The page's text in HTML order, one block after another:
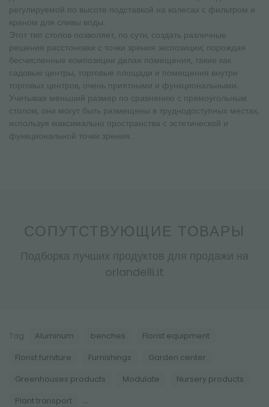
регулируемой по высоте подставкой на колесах с фильтром и
краном для сливы воды.
Этот тип столов позволяет, по сути, создать различные
решения расстоновки с точки зрения экспозиции; порождая
бесчисленные композиции делая помещения, такие как
садовые центры, торговые площади и помещения внутри
торговых центров, очень приятными и функциональными.
Учитывая меньший размер по сравнению с прямоугольным
столом, они могут быть размещены в труднодоступных местах,
используя максимально пространства с эстетической и
функциональной точки зрения.
СОПУТСТВУЮЩИЕ ТОВАРЫ
Подборка лучших продуктов для продажи на
orlandelli.it
Tag: Aluminum benches Florist equipment
Florist furniture Furnishings Garden center
Greenhouses products Modulate Nursery products
Plant transport ...